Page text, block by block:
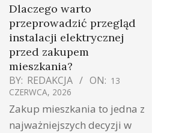
Dlaczego warto
przeprowadzić przegląd
instalacji elektrycznej
przed zakupem
mieszkania?
BY: REDAKCJA ON: 13
CZERWCA, 2026
Zakup mieszkania to jedna z
najważniejszych decyzji w